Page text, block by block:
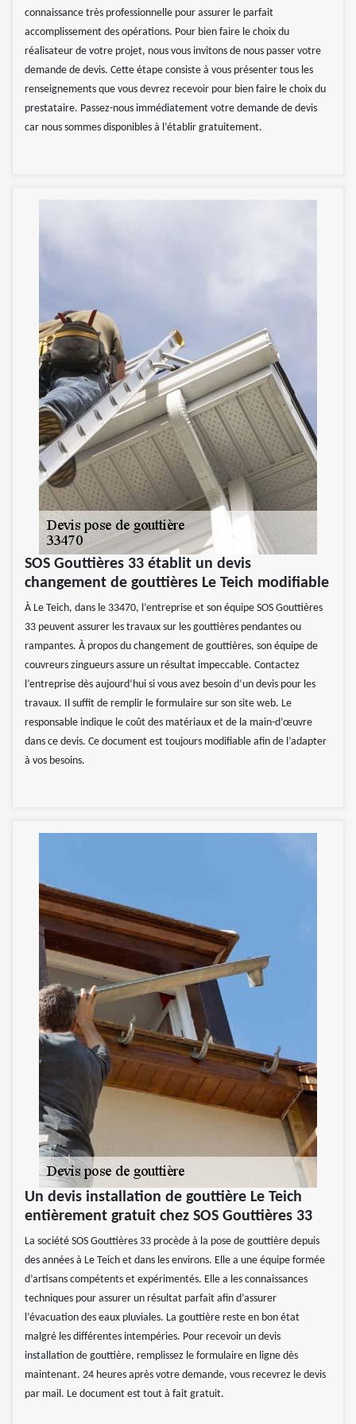
connaissance très professionnelle pour assurer le parfait
accomplissement des opérations. Pour bien faire le choix du
réalisateur de votre projet, nous vous invitons de nous passer votre
demande de devis. Cette étape consiste à vous présenter tous les
renseignements que vous devrez recevoir pour bien faire le choix du
prestataire. Passez-nous immédiatement votre demande de devis
car nous sommes disponibles à l’établir gratuitement.
SOS Gouttières 33 établit un devis
changement de gouttières Le Teich modifiable
À Le Teich, dans le 33470, l’entreprise et son équipe SOS Gouttières
33 peuvent assurer les travaux sur les gouttières pendantes ou
rampantes. À propos du changement de gouttières, son équipe de
couvreurs zingueurs assure un résultat impeccable. Contactez
l’entreprise dès aujourd’hui si vous avez besoin d’un devis pour les
travaux. Il suffit de remplir le formulaire sur son site web. Le
responsable indique le coût des matériaux et de la main-d’œuvre
dans ce devis. Ce document est toujours modifiable afin de l’adapter
à vos besoins.
Un devis installation de gouttière Le Teich
entièrement gratuit chez SOS Gouttières 33
La société SOS Gouttières 33 procède à la pose de gouttière depuis
des années à Le Teich et dans les environs. Elle a une équipe formée
d’artisans compétents et expérimentés. Elle a les connaissances
techniques pour assurer un résultat parfait afin d’assurer
l’évacuation des eaux pluviales. La gouttière reste en bon état
malgré les différentes intempéries. Pour recevoir un devis
installation de gouttière, remplissez le formulaire en ligne dès
maintenant. 24 heures après votre demande, vous recevrez le devis
par mail. Le document est tout à fait gratuit.